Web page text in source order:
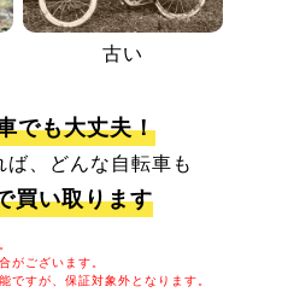
古い
でも大丈夫！
、どんな自転車も
買い取ります
がございます。
ですが、保証対象外となります。